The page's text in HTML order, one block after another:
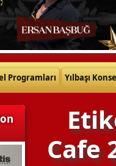
Programları Yılbaşı
Cafe